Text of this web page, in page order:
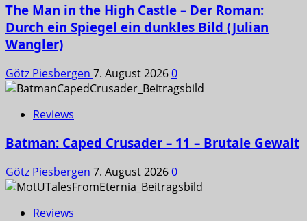
The Man in the High Castle – Der Roman:
Durch ein Spiegel ein dunkles Bild (Julian
Wangler)
Götz Piesbergen 7. August 20260
Reviews
Batman: Caped Crusader – 11 – Brutale Gewalt
Götz Piesbergen 7. August 20260
Reviews